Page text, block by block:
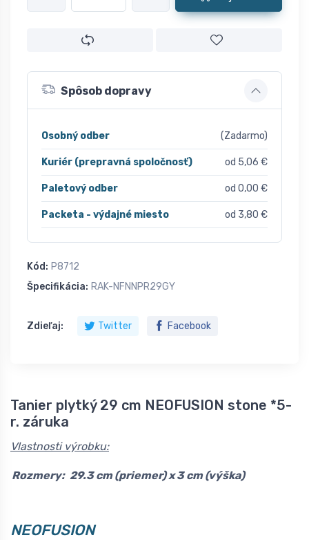
Spôsob dopravy
Osobný odber (Zadarmo)
Kuriér (prepravná spoločnosť) od 5,06 €
Paletový odber od 0,00 €
Packeta - výdajné miesto od 3,80 €
Kód: P8712
Špecifikácia: RAK-NFNNPR29GY
Zdieľaj: Twitter Facebook
Tanier plytký 29 cm NEOFUSION stone *5-
r. záruka
Vlastnosti výrobku:
Rozmery: 29.3 cm (priemer) x 3 cm (výška)
NEOFUSION